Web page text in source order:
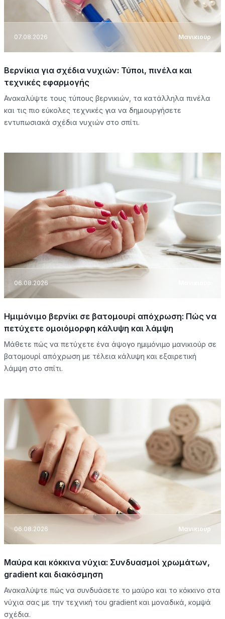
07.08.2026 Μανικιούρ
Βερνίκια για σχέδια νυχιών: Τύποι, πινέλα και
τεχνικές εφαρμογής
Ανακαλύψτε τους τύπους βερνικιών, τα κατάλληλα πινέλα
και τις πιο εύκολες τεχνικές για να δημιουργήσετε
εντυπωσιακά σχέδια νυχιών στο σπίτι.
06.08.2026
Ημιμόνιμο βερνίκι σε βατομουρί απόχρωση: Πώς να
πετύχετε ομοιόμορφη κάλυψη και λάμψη
Μάθετε πώς να πετύχετε ένα άψογο ημιμόνιμο μανικιούρ σε
βατομουρί απόχρωση με τέλεια κάλυψη και εξαιρετική
λάμψη στο σπίτι.
06.08.2026 Μανικιούρ
Μαύρα και κόκκινα νύχια: Συνδυασμοί χρωμάτων,
gradient και διακόσμηση
Ανακαλύψτε πώς να συνδυάσετε το μαύρο και το κόκκινο στα
νύχια σας με την τεχνική του gradient και μοναδικά, κομψά
σχέδια.